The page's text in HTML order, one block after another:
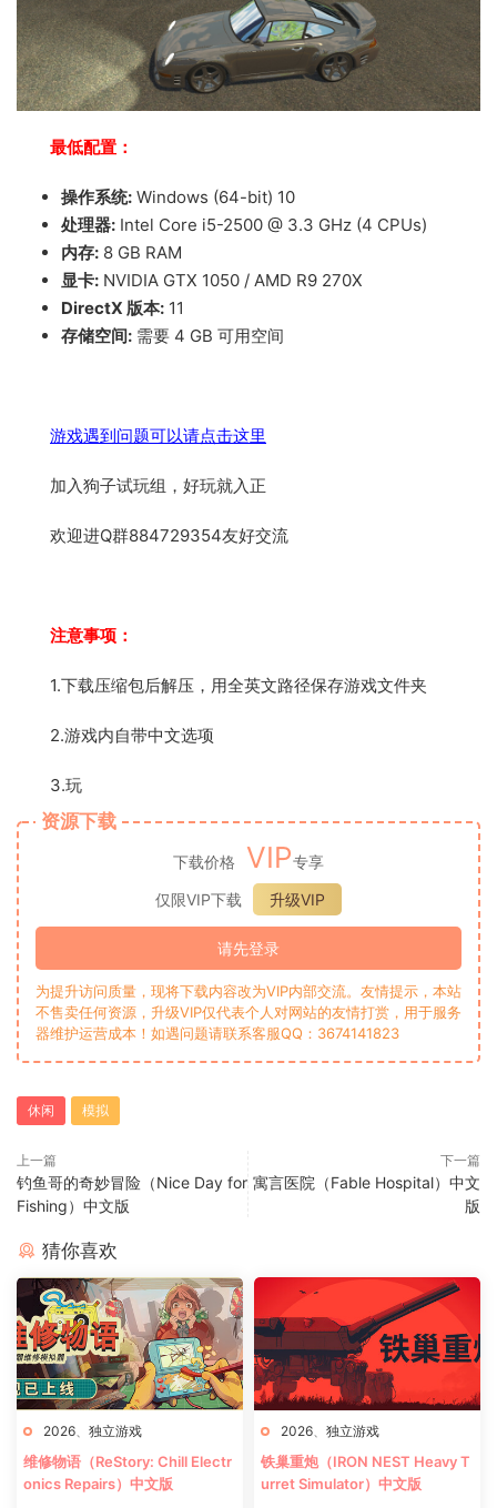
最低配置：
操作系统: Windows (64-bit) 10
处理器: Intel Core i5-2500 @ 3.3 GHz (4 CPUs)
内存: 8 GB RAM
显卡: NVIDIA GTX 1050 / AMD R9 270X
DirectX 版本: 11
存储空间: 需要 4 GB 可用空间
游戏遇到问题可以请点击这里
加入狗子试玩组，好玩就入正
欢迎进Q群884729354友好交流
注意事项：
1.下载压缩包后解压，用全英文路径保存游戏文件夹
2.游戏内自带中文选项
3.玩
资源下载
下载价格 VIP专享
仅限VIP下载
升级VIP
请先登录
为提升访问质量，现将下载内容改为VIP内部交流。友情提示，本站
不售卖任何资源，升级VIP仅代表个人对网站的友情打赏，用于服务
器维护运营成本！如遇问题请联系客服QQ：3674141823
休闲 模拟
上一篇
钓鱼哥的奇妙冒险（Nice Day for
Fishing）中文版
下一篇
寓言医院（Fable Hospital）中文
版
猜你喜欢
2026 独立游戏
维修物语（ReStory: Chill Electr
onics Repairs）中文版
2026 独立游戏
铁巢重炮（IRON NEST Heavy T
urret Simulator）中文版